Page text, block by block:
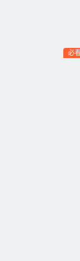
必